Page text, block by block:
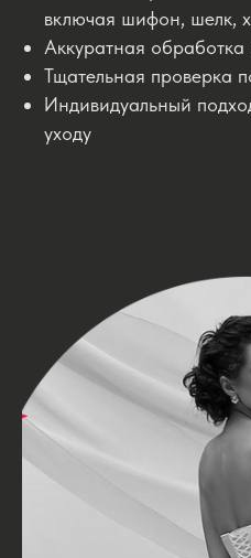
включая шифон, шелк,
Аккуратная
Тщательная проверка
Индивидуальный
уходу
удобным способом